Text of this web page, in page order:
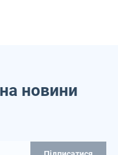
новини